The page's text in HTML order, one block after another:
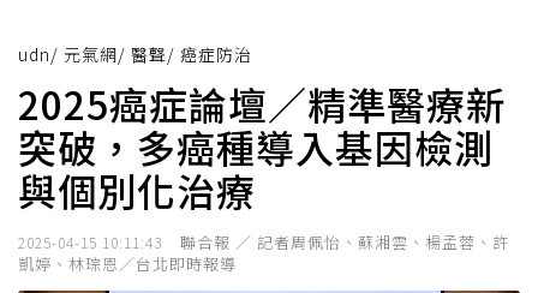
udn/ 元氣網/ 醫聲/ 癌症防治
2025癌症論壇／精準醫療新
突破，多癌種導入基因檢測
與個別化治療
2025-04-15 10:11:43
聯合報 ／ 記者周佩怡、蘇湘雲、楊孟蓉、許
凱婷、林琮恩／台北即時報導